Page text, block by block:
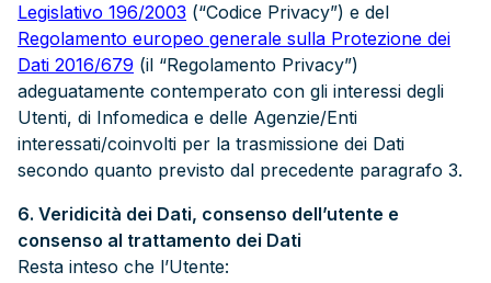
Legislativo 196/2003 (“Codice Privacy”) e del
Regolamento europeo generale sulla Protezione dei
Dati 2016/679 (il “Regolamento Privacy”)
adeguatamente contemperato con gli interessi degli
Utenti, di Infomedica e delle Agenzie/Enti
interessati/coinvolti per la trasmissione dei Dati
secondo quanto previsto dal precedente paragrafo 3.
6. Veridicità dei Dati, consenso dell’utente e
consenso al trattamento dei Dati
Resta inteso che l’Utente: